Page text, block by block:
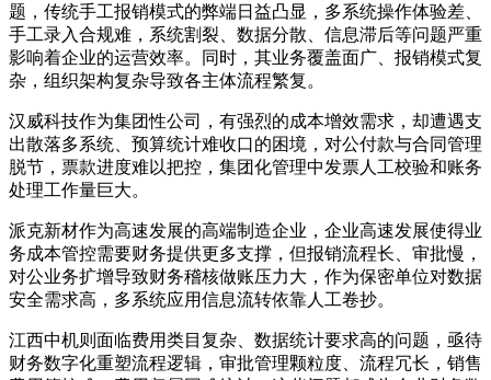
题，传统手工报销模式的弊端日益凸显，多系统操作体验差、
手工录入合规难，系统割裂、数据分散、信息滞后等问题严重
影响着企业的运营效率。同时，其业务覆盖面广、报销模式复
杂，组织架构复杂导致各主体流程繁复。
汉威科技作为集团性公司，有强烈的成本增效需求，却遭遇支
出散落多系统、预算统计难收口的困境，对公付款与合同管理
脱节，票款进度难以把控，集团化管理中发票人工校验和账务
处理工作量巨大。
派克新材作为高速发展的高端制造企业，企业高速发展使得业
务成本管控需要财务提供更多支撑，但报销流程长、审批慢，
对公业务扩增导致财务稽核做账压力大，作为保密单位对数据
安全需求高，多系统应用信息流转依靠人工卷抄。
江西中机则面临费用类目复杂、数据统计要求高的问题，亟待
财务数字化重塑流程逻辑，审批管理颗粒度、流程冗长，销售